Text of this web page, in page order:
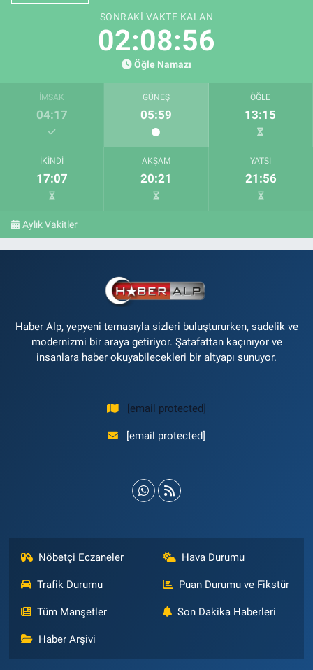
SONRAKI VAKTE KALAN
02:08:56
Öğle Namazı
İMSAK
04:17
GÜNEŞ
05:59
ÖĞLE
13:15
İKINDI
17:07
AKŞAM
20:21
YATSI
21:56
Aylık Vakitler
Haber Alp, yepyeni temasıyla sizleri buluştururken, sadelik ve
modernizmi bir araya getiriyor. Şatafattan kaçınıyor ve
insanlara haber okuyabilecekleri bir altyapı sunuyor.
[email protected]
[email protected]
Nöbetçi Eczaneler Hava Durumu
Trafik Durumu Puan Durumu ve Fikstür
Tüm Manşetler Son Dakika Haberleri
Haber Arşivi